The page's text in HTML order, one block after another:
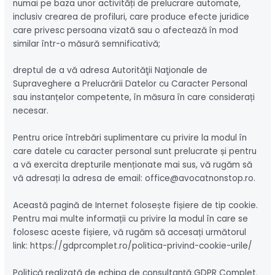
numai pe baza unor activități de prelucrare automate,
inclusiv crearea de profiluri, care produce efecte juridice
care privesc persoana vizată sau o afectează în mod
similar într-o măsură semnificativă;
dreptul de a vă adresa Autorităţii Naţionale de
Supraveghere a Prelucrării Datelor cu Caracter Personal
sau instanțelor competente, în măsura în care considerați
necesar.
Pentru orice întrebări suplimentare cu privire la modul în
care datele cu caracter personal sunt prelucrate și pentru
a vă exercita drepturile menționate mai sus, vă rugăm să
vă adresați la adresa de email: office@avocatnonstop.ro.
Această pagină de Internet folosește fișiere de tip cookie.
Pentru mai multe informații cu privire la modul în care se
folosesc aceste fișiere, vă rugăm să accesați următorul
link: https://gdprcomplet.ro/politica-privind-cookie-urile/